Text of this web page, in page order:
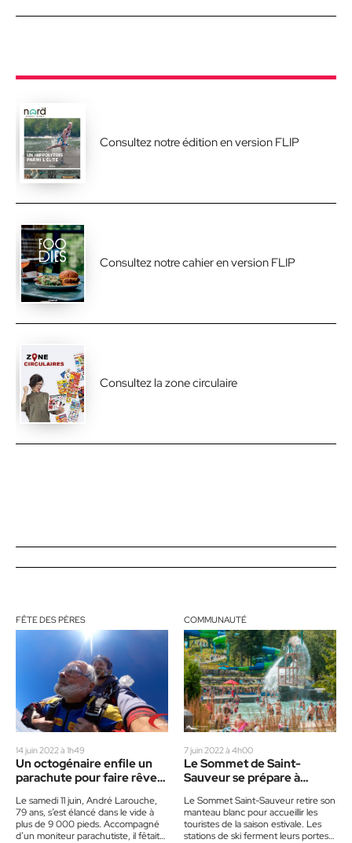
Consultez notre édition en version FLIP
Consultez notre cahier en version FLIP
Consultez la zone circulaire
FÊTE DES PÈRES
14 juin 2022 à 1h49
Un octogénaire enfile un
parachute pour faire rêver
Le samedi 11 juin, André Larouche,
79 ans, s’est élancé dans le vide à
plus de 9 000 pieds. Accompagné
d’un moniteur parachutiste, il fêtait…
COMMUNAUTÉ
7 juin 2022 à 4h00
Le Sommet de Saint-
Sauveur se prépare à
Le Sommet Saint-Sauveur retire son
manteau blanc pour accueillir les
touristes de la saison estivale. Les
stations de ski ferment leurs portes